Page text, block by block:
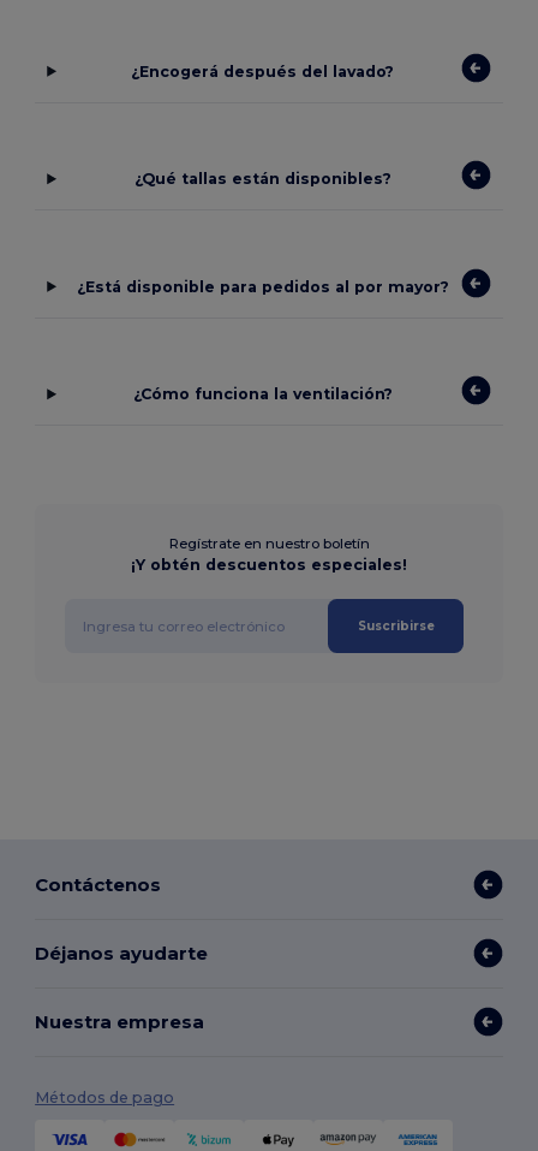
¿Encogerá después del lavado?
¿Qué tallas están disponibles?
¿Está disponible para pedidos al por mayor?
¿Cómo funciona la ventilación?
Regístrate en nuestro boletín
¡Y obtén descuentos especiales!
Suscribirse
Contáctenos
Déjanos ayudarte
Nuestra empresa
Métodos de pago